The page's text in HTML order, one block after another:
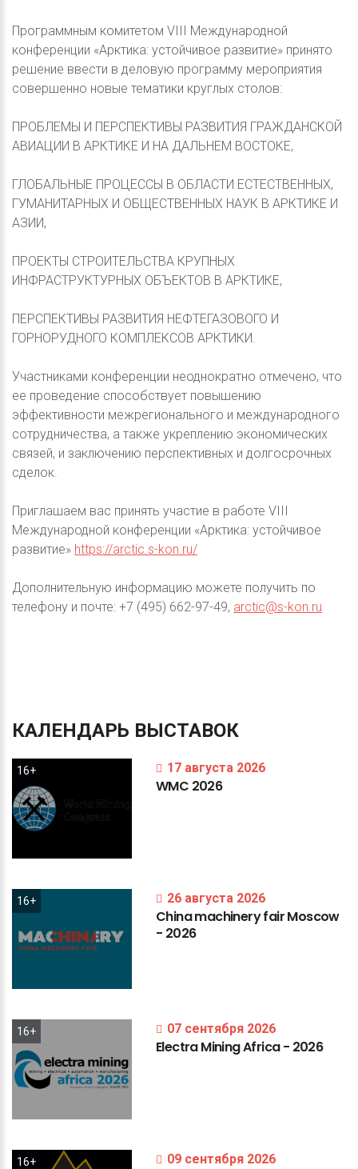
Программным комитетом VIII Международной
конференции «Арктика: устойчивое развитие» принято
решение ввести в деловую программу мероприятия
совершенно новые тематики круглых столов:
ПРОБЛЕМЫ И ПЕРСПЕКТИВЫ РАЗВИТИЯ ГРАЖДАНСКОЙ
АВИАЦИИ В АРКТИКЕ И НА ДАЛЬНЕМ ВОСТОКЕ,
ГЛОБАЛЬНЫЕ ПРОЦЕССЫ В ОБЛАСТИ ЕСТЕСТВЕННЫХ,
ГУМАНИТАРНЫХ И ОБЩЕСТВЕННЫХ НАУК В АРКТИКЕ И
АЗИИ,
ПРОЕКТЫ СТРОИТЕЛЬСТВА КРУПНЫХ
ИНФРАСТРУКТУРНЫХ ОБЪЕКТОВ В АРКТИКЕ,
ПЕРСПЕКТИВЫ РАЗВИТИЯ НЕФТЕГАЗОВОГО И
ГОРНОРУДНОГО КОМПЛЕКСОВ АРКТИКИ.
Участниками конференции неоднократно отмечено, что
ее проведение способствует повышению
эффективности межрегионального и международного
сотрудничества, а также укреплению экономических
связей, и заключению перспективных и долгосрочных
сделок.
Приглашаем вас принять участие в работе VIII
Международной конференции «Арктика: устойчивое
развитие» https://arctic.s-kon.ru/
Дополнительную информацию можете получить по
телефону и почте: +7 (495) 662-97-49, arctic@s-kon.ru
КАЛЕНДАРЬ ВЫСТАВОК
16+ 17 августа 2026
WMC 2026
16+ 26 августа 2026
ChinamachineryfairMoscow
- 2026
16+ 07 сентября 2026
ElectraMiningAfrica- 2026
16+ 09 сентября 2026